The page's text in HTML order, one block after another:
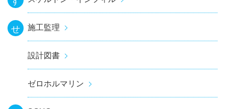
せ 施工監理
設計図書
ゼロホルマリン